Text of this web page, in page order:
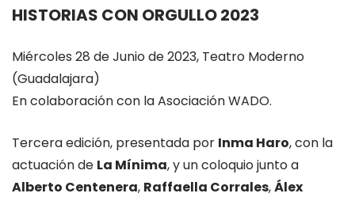
HISTORIAS CON ORGULLO 2023
Miércoles 28 de Junio de 2023, Teatro Moderno
(Guadalajara)
En colaboración con la Asociación WADO.
Tercera edición, presentada por Inma Haro, con la
actuación de La Mínima, y un coloquio junto a
Alberto Centenera, Raffaella Corrales,Álex